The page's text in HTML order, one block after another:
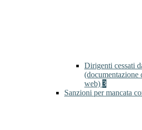
Dirigenti cessati
(documentazione
web) 3
Sanzioni per mancata